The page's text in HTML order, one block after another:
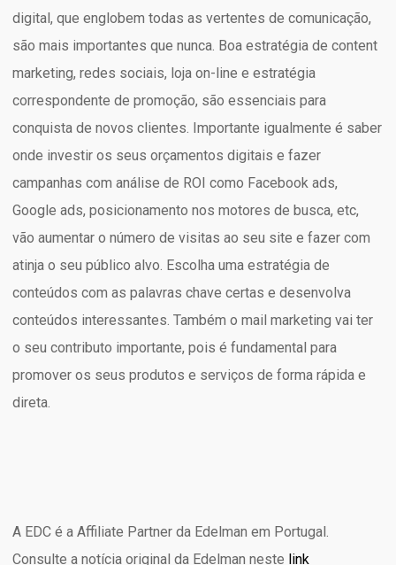
digital, que englobem todas as vertentes de comunicação,
são mais importantes que nunca. Boa estratégia de content
marketing, redes sociais, loja on-line e estratégia
correspondente de promoção, são essenciais para
conquista de novos clientes. Importante igualmente é saber
onde investir os seus orçamentos digitais e fazer
campanhas com análise de ROI como Facebook ads,
Google ads, posicionamento nos motores de busca, etc,
vão aumentar o número de visitas ao seu site e fazer com
atinja o seu público alvo. Escolha uma estratégia de
conteúdos com as palavras chave certas e desenvolva
conteúdos interessantes. Também o mail marketing vai ter
o seu contributo importante, pois é fundamental para
promover os seus produtos e serviços de forma rápida e
direta.
A EDC é a Affiliate Partner da Edelman em Portugal.
Consulte a notícia original da Edelman neste link